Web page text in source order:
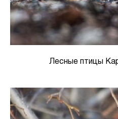
Лесные птицы